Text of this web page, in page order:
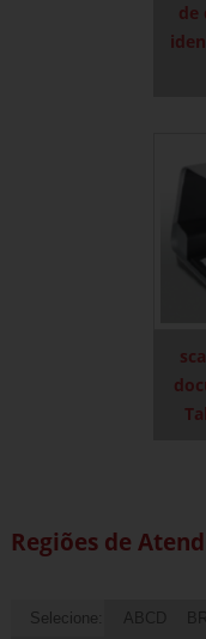
de
Regiões de
Selecione: ABCD